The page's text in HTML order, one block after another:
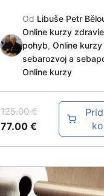
Od Libuše Petr
Online kurzy
pohyb, Online kurzy
sebarozvoj a
Online kurzy
125.00€
77.00 €